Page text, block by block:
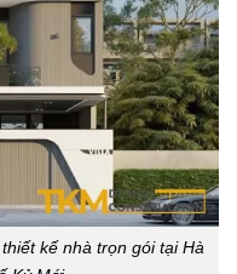
kế nhà trọn gói tại Hà